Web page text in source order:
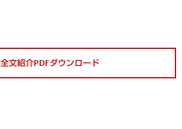
全文紹介PDFダウンロード